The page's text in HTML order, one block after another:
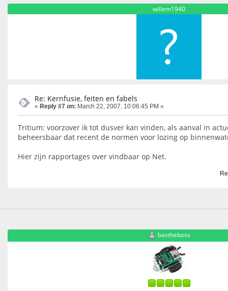
willem1940
Re: Kernfusie, feiten en fabels
« Reply #7 on: March 22, 2007, 10:06:45 PM »
Tritium: voorzover ik tot dusver kan vinden, als aanval in
beheersbaar dat recent de normen voor lozing op
Hier zijn rapportages over vindbaar op Net.
bastheboss